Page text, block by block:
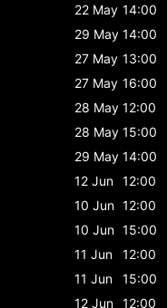
22 May 14:00
29 May 14:00
27 May 13:00
27 May 16:00
28 May 12:00
28 May 15:00
29 May 14:00
12 Jun 12:00
10 Jun 12:00
10 Jun 15:00
11 Jun
12:00
11 Jun
15:00
12 Jun 12:00